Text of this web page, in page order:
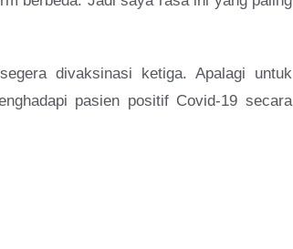
divaksinasi ketiga. Apalagi untuk
pasien positif Covid-19 secara